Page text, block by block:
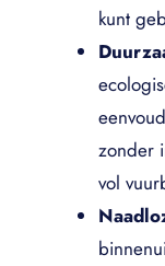
kunt
zonder
vol